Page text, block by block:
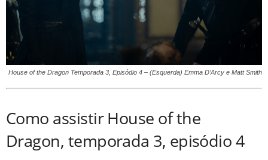
House of the Dragon Temporada 3, Episódio 4 – (Esquerda) Emma D’Arcy e Matt Smith
Como assistir House of the
Dragon, temporada 3, episódio 4